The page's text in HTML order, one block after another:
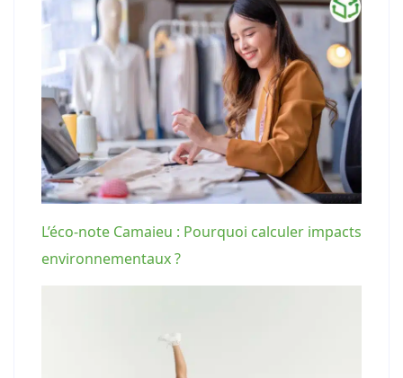
L’éco-note Camaieu : Pourquoi calculer impacts
environnementaux ?